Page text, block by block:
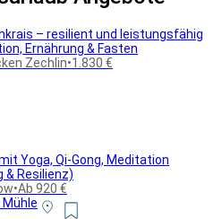
– resilient und leistungsfähig
Ernährung & Fasten
Zechlin•1.830 €
Yoga, Qi-Gong, Meditation
Resilienz)
•Ab 920 €